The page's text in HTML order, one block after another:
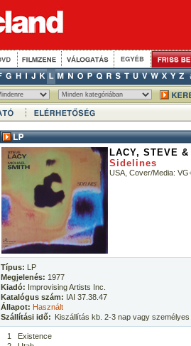
LACY, STEVE
Sidelines
USA, Cover/Media:
Típus: LP
Megjelenés: 1977
Kiadó: Improvising Artists Inc.
Katalógus szám: IAI 37.38.47
Állapot: Használt
Szállítási idő: Kiszállítás kb. 2-3 nap vagy
1
Existence